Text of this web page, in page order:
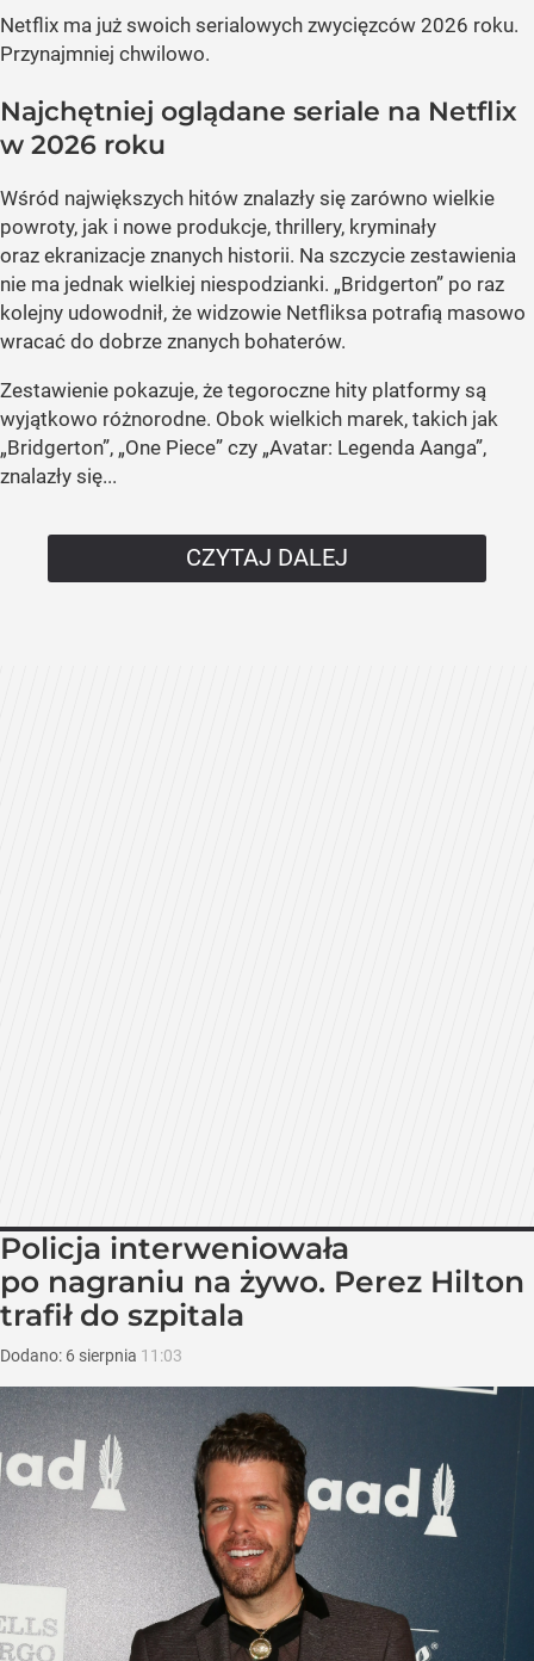
Netflix ma już swoich serialowych zwycięzców 2026 roku.
Przynajmniej chwilowo.
Najchętniej oglądane seriale na Netflix
w 2026 roku
Wśród największych hitów znalazły się zarówno wielkie
powroty, jak i nowe produkcje, thrillery, kryminały
oraz ekranizacje znanych historii. Na szczycie zestawienia
nie ma jednak wielkiej niespodzianki. „Bridgerton” po raz
kolejny udowodnił, że widzowie Netfliksa potrafią masowo
wracać do dobrze znanych bohaterów.
Zestawienie pokazuje, że tegoroczne hity platformy są
wyjątkowo różnorodne. Obok wielkich marek, takich jak
„Bridgerton”, „One Piece” czy „Avatar: Legenda Aanga”,
znalazły się...
CZYTAJ DALEJ
Policja interweniowała
po nagraniu na żywo. Perez Hilton
trafił do szpitala
Dodano: 6 sierpnia 11:03